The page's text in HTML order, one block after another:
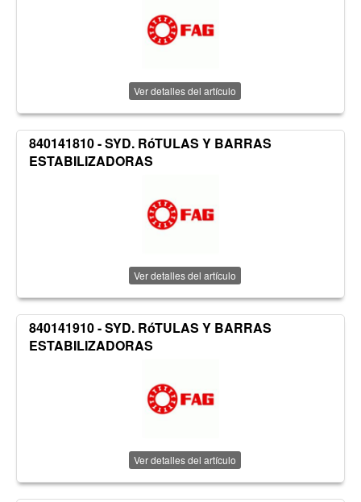
Ver detalles del artículo
840141810 - SYD. RóTULAS Y BARRAS
ESTABILIZADORAS
Ver detalles del artículo
840141910 - SYD. RóTULAS Y BARRAS
ESTABILIZADORAS
Ver detalles del artículo